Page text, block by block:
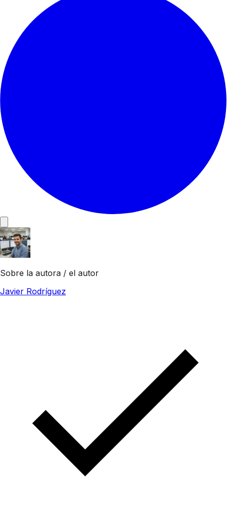
Sobre la autora / el autor
Javier Rodríguez